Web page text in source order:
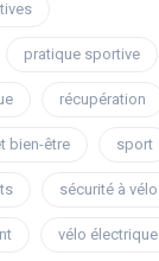
pratique sportive
récupération
bien-être sport
sécurité à vélo
vélo électrique